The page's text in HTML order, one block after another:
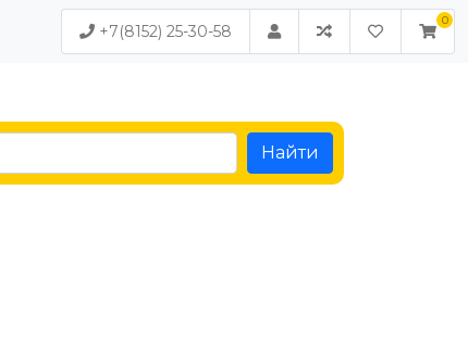
+7(8152) 25-30-58
Найти